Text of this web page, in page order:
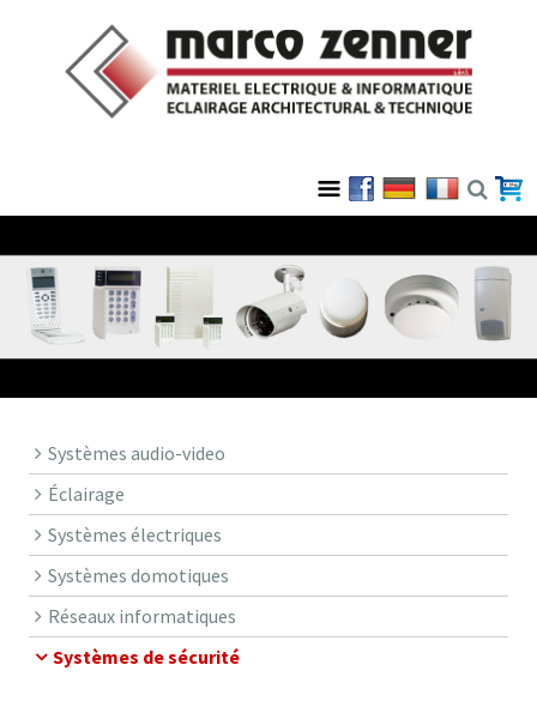
Systèmes audio-video
Éclairage
Systèmes électriques
Systèmes domotiques
Réseaux informatiques
Systèmes de sécurité